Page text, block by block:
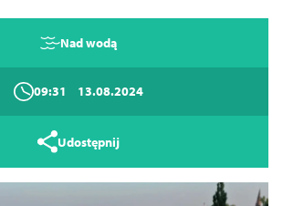
Nad wodą
09:31 13.08.2024
Udostępnij